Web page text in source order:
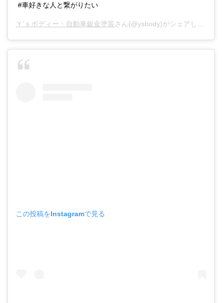
#車好きな人と繋がりたい
Ｙ’ｓボディー・自動車鈑金塗装さん(@ysbody)がシェアした投稿 -
この投稿をInstagramで見る